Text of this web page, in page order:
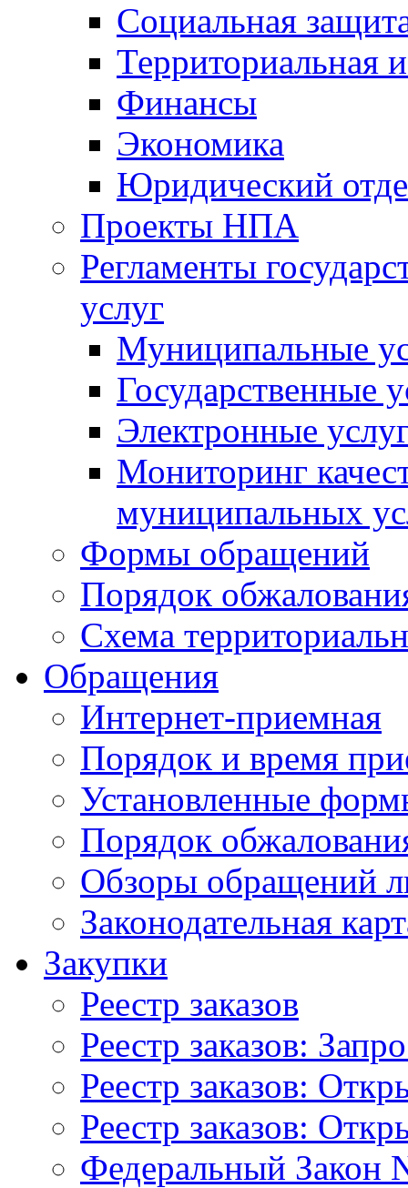
Социальная
Территориальная
Финансы
Экономика
Юридический
Проекты НПА
Регламенты
услуг
Муниципальные
Государственные
Электронные
Мониторинг
муниципальных
Формы обращений
Порядок
Схема
Обращения
Интернет-приемная
Порядок и время
Установленные
Порядок
Обзоры обращений
Законодательная
Закупки
Реестр заказов
Реестр заказов:
Реестр заказов:
Реестр заказов:
Федеральный Закон